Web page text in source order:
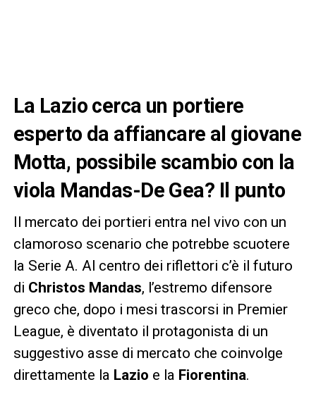
La Lazio cerca un portiere
esperto da affiancare al giovane
Motta, possibile scambio con la
viola Mandas-De Gea? Il punto
Il mercato dei portieri entra nel vivo con un
clamoroso scenario che potrebbe scuotere
la Serie A. Al centro dei riflettori c’è il futuro
di Christos Mandas, l’estremo difensore
greco che, dopo i mesi trascorsi in Premier
League, è diventato il protagonista di un
suggestivo asse di mercato che coinvolge
direttamente la Lazio e la Fiorentina.